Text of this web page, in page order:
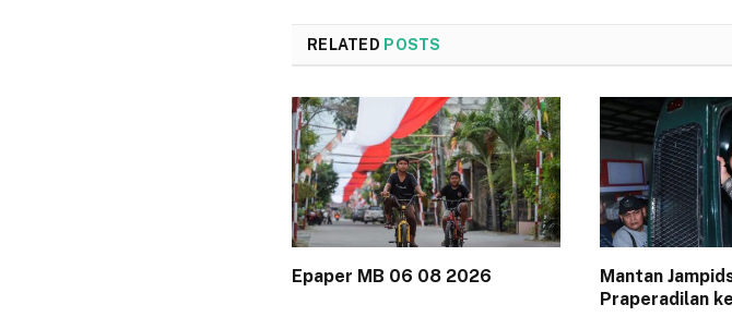
RELATED POSTS
Epaper MB 06 08 2026
Mantan
Praperadilan